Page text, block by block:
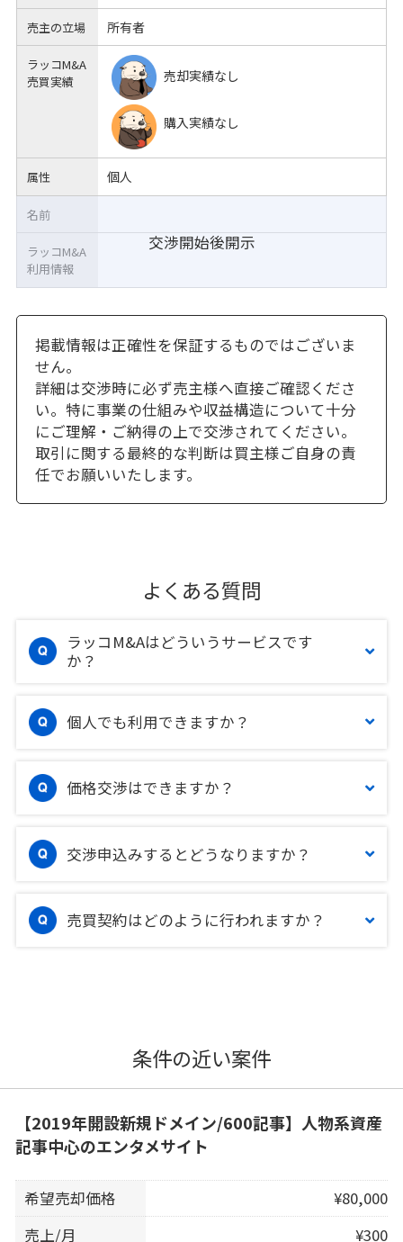
売主の立場 所有者
ラッコM&A
売買実績
売却実績なし
購入実績なし
属性 個人
交渉開始後開示
名前
ラッコM&A
利用情報
掲載情報は正確性を保証するものではございま
せん。
詳細は交渉時に必ず売主様へ直接ご確認くださ
い。特に事業の仕組みや収益構造について十分
にご理解・ご納得の上で交渉されてください。
取引に関する最終的な判断は買主様ご自身の責
任でお願いいたします。
よくある質問
ラッコM&Aはどういうサービスです
か？
個人でも利用できますか？
価格交渉はできますか？
交渉申込みするとどうなりますか？
売買契約はどのように行われますか？
条件の近い案件
【2019年開設新規ドメイン/600記事】人物系資産
記事中心のエンタメサイト
希望売却価格
¥80,000
売上/月
¥300